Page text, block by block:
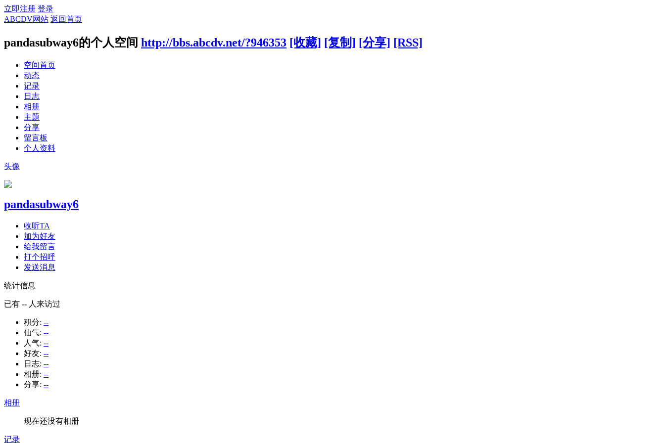
立即注册 登录
ABCDV网站 返回首页
pandasubway6的个人空间 http://bbs.abcdv.net/?946353 [收藏] [复制] [分享] [RSS]
空间首页
动态
记录
日志
相册
主题
分享
留言板
个人资料
头像
pandasubway6
收听TA
加为好友
给我留言
打个招呼
发送消息
统计信息
已有 -- 人来访过
积分: --
仙气: --
人气: --
好友: --
日志: --
相册: --
分享: --
相册
现在还没有相册
记录